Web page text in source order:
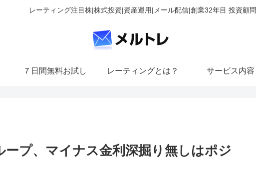
レーティング注目株|株式投資|資産運用|メール配信|創業32年目 投資顧問
７日間無料お試し レーティングとは？ サービス内容
プ、マイナス金利深掘り無しはポジ